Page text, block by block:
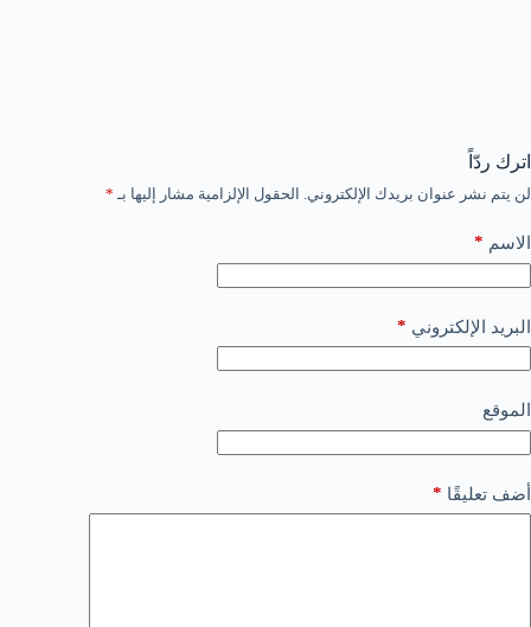
اترك ردّاً
لن يتم نشر عنوان بريدك الإلكتروني. الحقول الإلزامية مشار إليها بـ *
الاسم *
البريد الإلكتروني *
الموقع
أضف تعليقًا *